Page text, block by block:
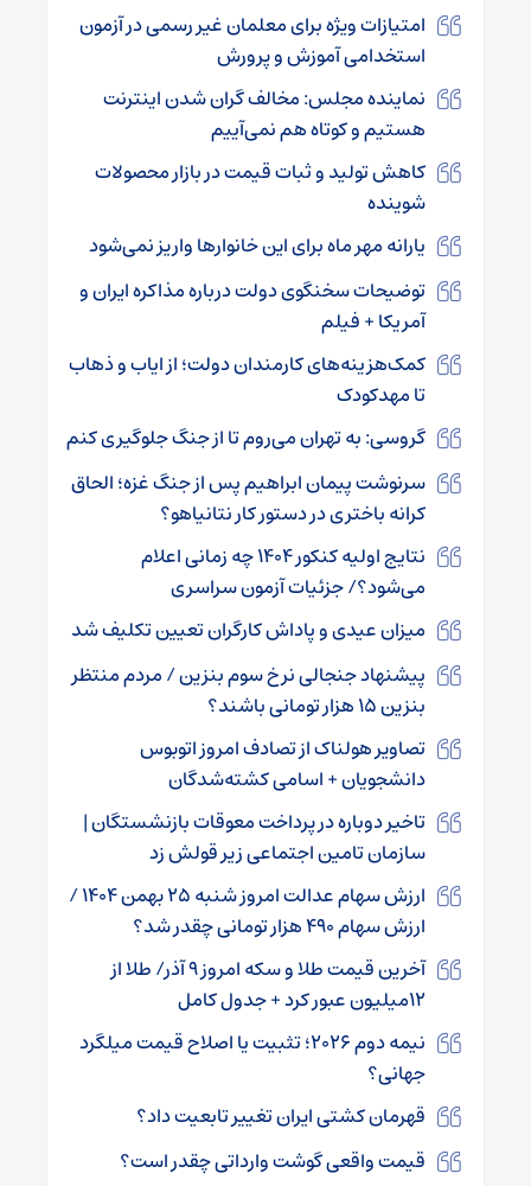
امتیازات ویژه برای معلمان غیر رسمی در آزمون
استخدامی آموزش و پرورش
نماینده مجلس: مخالف گران شدن اینترنت
هستیم و کوتاه هم نمی‌آییم
کاهش تولید و ثبات قیمت در بازار محصولات
شوینده
یارانه مهر ماه برای این خانوارها واریز نمی‌شود
توضیحات سخنگوی دولت درباره مذاکره ایران و
آمریکا + فیلم
کمک‌هزینه‌های کارمندان دولت؛ از ایاب و ذهاب
تا مهدکودک
گروسی: به تهران می‌روم تا از جنگ جلوگیری کنم
سرنوشت پیمان ابراهیم پس از جنگ غزه؛ الحاق
کرانه باختری در دستور کار نتانیاهو؟
نتایج اولیه کنکور ۱۴۰۴ چه زمانی اعلام
می‌شود؟/ جزئیات آزمون سراسری
میزان عیدی و پاداش کارگران تعیین تکلیف شد
پیشنهاد جنجالی نرخ سوم بنزین / مردم منتظر
بنزین ۱۵ هزار تومانی باشند؟
تصاویر هولناک از تصادف امروز اتوبوس
دانشجویان + اسامی کشته‌شدگان
تاخیر دوباره در پرداخت معوقات بازنشستگان |
سازمان تامین اجتماعی زیر قولش زد
ارزش سهام عدالت امروز شنبه ۲۵ بهمن ۱۴۰۴ /
ارزش سهام ۴۹۰ هزار تومانی چقدر شد؟
آخرین قیمت طلا و سکه امروز ۹ آذر/ طلا از
۱۲میلیون عبور کرد + جدول کامل
نیمه دوم ۲۰۲۶؛ تثبیت یا اصلاح قیمت میلگرد
جهانی؟
قهرمان کشتی ایران تغییر تابعیت داد؟
قیمت واقعی گوشت وارداتی چقدر است؟